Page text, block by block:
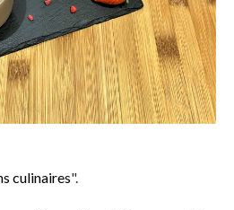
culinaires".